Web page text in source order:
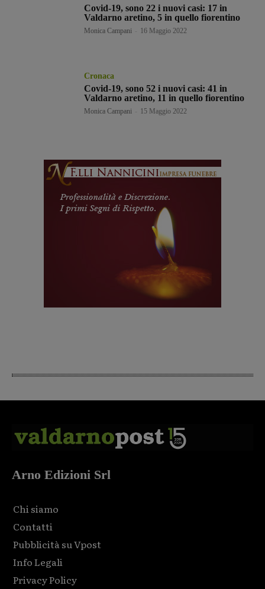
Covid-19, sono 22 i nuovi casi: 17 in
Valdarno aretino, 5 in quello fiorentino
Monica Campani 16 Maggio 2022
Cronaca
Covid-19, sono 52 i nuovi casi: 41 in
Valdarno aretino, 11 in quello fiorentino
Monica Campani 15 Maggio 2022
Arno Edizioni Srl
Chi siamo
Contatti
Pubblicità su Vpost
Info Legali
Privacy Policy